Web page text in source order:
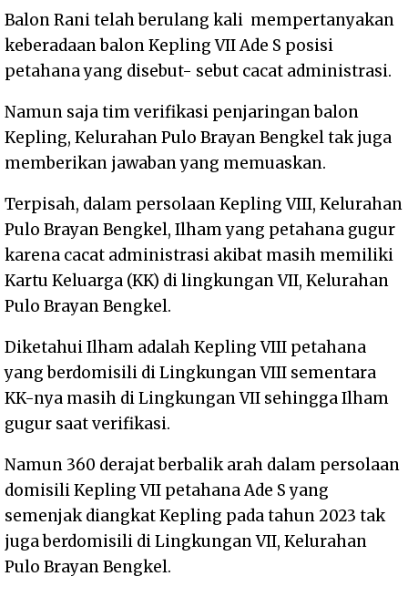
Balon Rani telah berulang kali mempertanyakan
keberadaan balon Kepling VII Ade S posisi
petahana yang disebut- sebut cacat administrasi.
Namun saja tim verifikasi penjaringan balon
Kepling, Kelurahan Pulo Brayan Bengkel tak juga
memberikan jawaban yang memuaskan.
Terpisah, dalam persolaan Kepling VIII, Kelurahan
Pulo Brayan Bengkel, Ilham yang petahana gugur
karena cacat administrasi akibat masih memiliki
Kartu Keluarga (KK) di lingkungan VII, Kelurahan
Pulo Brayan Bengkel.
Diketahui Ilham adalah Kepling VIII petahana
yang berdomisili di Lingkungan VIII sementara
KK-nya masih di Lingkungan VII sehingga Ilham
gugur saat verifikasi.
Namun 360 derajat berbalik arah dalam persolaan
domisili Kepling VII petahana Ade S yang
semenjak diangkat Kepling pada tahun 2023 tak
juga berdomisili di Lingkungan VII, Kelurahan
Pulo Brayan Bengkel.